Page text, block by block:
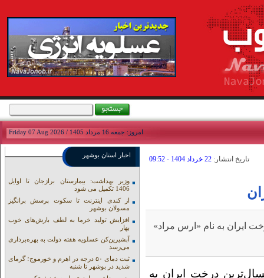
امروز: جمعه 16 مرداد 1405 / Friday 07 Aug 2026
تاريخ انتشار: 22 خرداد 1404 - 09:52
ایران به نام «ارس مراد»
درخت ایران به
اخبار استان بوشهر
وزیر بهداشت: بیمارستان برازجان تا اوایل
1406 تکمیل می شود
از کندی اینترنت تا سکوت پرسش برانگیز
مسولان بوشهر
افزایش تولید خرما به لطف بارش‌های خوب
بهار
آبشیرین‌کن عسلویه هفته دولت به بهره‌برداری
می‌رسد
ثبت دمای ۵۰ درجه در اهرم و خورموج؛ گرمای
شدید در بوشهر تا شنبه